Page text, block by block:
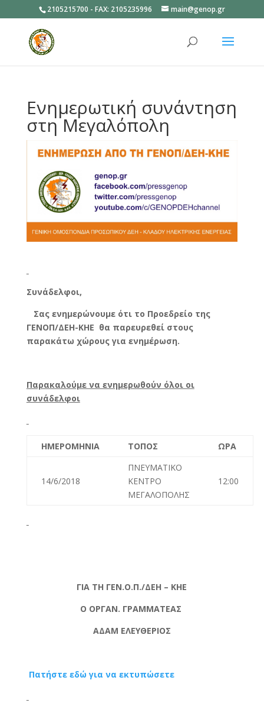
2105215700 - FAX: 2105235996 main@genop.gr
Ενημερωτική συνάντηση
στη Μεγαλόπολη
Συνάδελφοι,
Σας ενημερώνουμε ότι το Προεδρείο της
ΓΕΝΟΠ/ΔΕΗ-ΚΗΕ θα παρευρεθεί στους
παρακάτω χώρους για ενημέρωση.
Παρακαλούμε να ενημερωθούν όλοι οι
συνάδελφοι
ΗΜΕΡΟΜΗΝΙΑ ΤΟΠΟΣ ΩΡΑ
14/6/2018
ΠΝΕΥΜΑΤΙΚΟ
ΚΕΝΤΡΟ
ΜΕΓΑΛΟΠΟΛΗΣ
12:00
ΓΙΑ ΤΗ ΓΕΝ.Ο.Π./ΔΕΗ – ΚΗΕ
Ο ΟΡΓΑΝ. ΓΡΑΜΜΑΤΕΑΣ
ΑΔΑΜ ΕΛΕΥΘΕΡΙΟΣ
Πατήστε εδώ για να εκτυπώσετε